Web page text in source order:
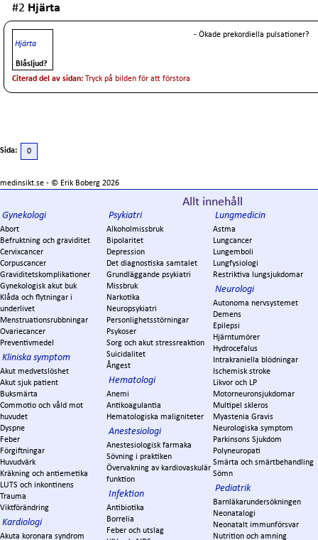
#2 Hjärta
Hjärta
- Blåsljud?
Citerad del av sidan: Tryck på bilden för att förstora
- Ökade prekordiella pulsationer?
Sida: 0
medinsikt.se - © Erik Boberg 2026
Allt innehåll
Gynekologi
Abort
Befruktning och graviditet
Cervixcancer
Corpuscancer
Graviditetskomplikationer
Gynekologisk akut buk
Klåda och flytningar i
underlivet
Menstruationsrubbningar
Ovariecancer
Preventivmedel
Kliniska symptom
Akut medvetslöshet
Akut sjuk patient
Buksmärta
Commotio och våld mot
huvudet
Dyspne
Feber
Förgiftningar
Huvudvärk
Kräkning och antiemetika
LUTS och inkontinens
Trauma
Viktförändring
Kardiologi
Akuta koronara syndrom
Psykiatri
Alkoholmissbruk
Bipolaritet
Depression
Det diagnostiska samtalet
Grundläggande psykiatri
Missbruk
Narkotika
Neuropsykiatri
Personlighetsstörningar
Psykoser
Sorg och akut stressreaktion
Suicidalitet
Ångest
Hematologi
Anemi
Antikoagulantia
Hematologiska maligniteter
Anestesiologi
Anestesiologisk farmaka
Sövning i praktiken
Övervakning av kardiovaskulär
funktion
Infektion
Antibiotika
Borrelia
Feber och utslag
Lungmedicin
Astma
Lungcancer
Lungemboli
Lungfysiologi
Restriktiva lungsjukdomar
Neurologi
Autonoma nervsystemet
Demens
Epilepsi
Hjärntumörer
Hydrocefalus
Intrakraniella blödningar
Ischemisk stroke
Likvor och LP
Motorneuronsjukdomar
Multipel skleros
Myastenia Gravis
Neurologiska symptom
Parkinsons Sjukdom
Polyneuropati
Smärta och smärtbehandling
Sömn
Pediatrik
Barnläkarundersökningen
Neonatalogi
Neonatalt immunförsvar
Nutrition och amning